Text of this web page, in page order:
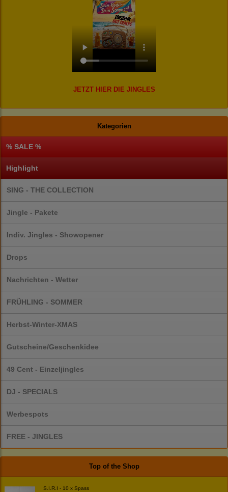
JETZT HIER DIE JINGLES
Kategorien
% SALE %
Highlight
SING - THE COLLECTION
Jingle - Pakete
Indiv. Jingles - Showopener
Drops
Nachrichten - Wetter
FRÜHLING - SOMMER
Herbst-Winter-XMAS
Gutscheine/Geschenkidee
49 Cent - Einzeljingles
DJ - SPECIALS
Werbespots
FREE - JINGLES
Top of the Shop
S.I.R.I - 10 x Spass